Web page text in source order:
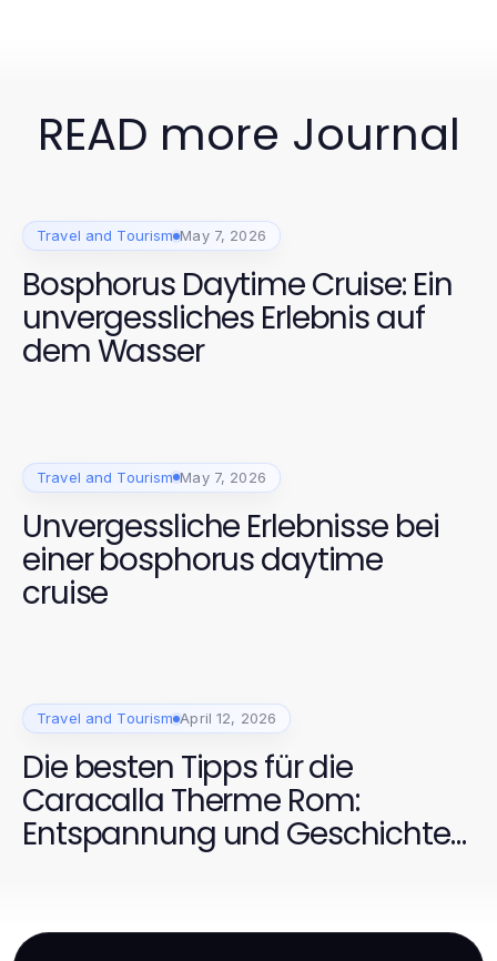
READ more Journal
Travel and Tourism May 7, 2026
Bosphorus Daytime Cruise: Ein
unvergessliches Erlebnis auf
dem Wasser
Travel and Tourism May 7, 2026
Unvergessliche Erlebnisse bei
einer bosphorus daytime
cruise
Travel and Tourism April 12, 2026
Die besten Tipps für die
Caracalla Therme Rom:
Entspannung und Geschichte